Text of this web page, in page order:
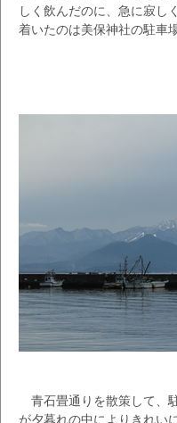
しく飲んだのに、急に寂し
着いたのは美保神社の駐車場
青石畳通りを散策して、
が夕暮れの中によりきれい